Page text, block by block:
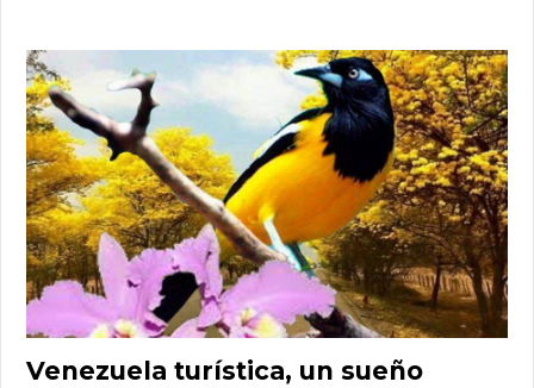
Venezuela turística, un sueño